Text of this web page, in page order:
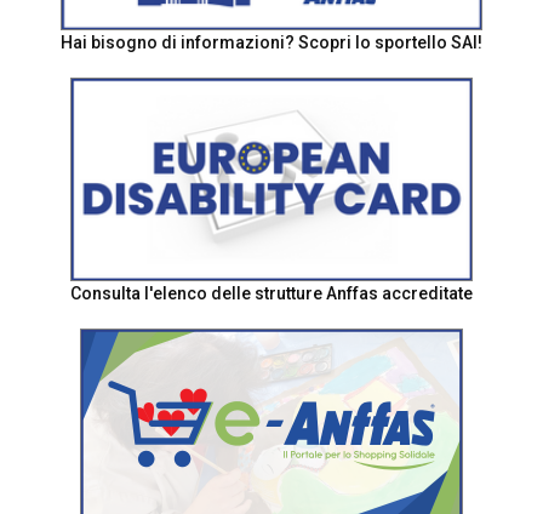
Hai bisogno di informazioni? Scopri lo sportello SAI!
Consulta l'elenco delle strutture Anffas accreditate